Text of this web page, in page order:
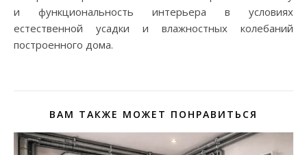
и функциональность интерьера в условиях
естественной усадки и влажностных колебаний
построенного дома.
ВАМ ТАКЖЕ МОЖЕТ ПОНРАВИТЬСЯ